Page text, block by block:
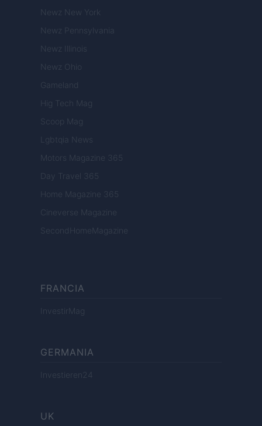
Newz New York
Newz Pennsylvania
Newz Illinois
Newz Ohio
Gameland
Hig Tech Mag
Scoop Mag
Lgbtqia News
Motors Magazine 365
Day Travel 365
Home Magazine 365
Cineverse Magazine
SecondHomeMagazine
FRANCIA
InvestirMag
GERMANIA
Investieren24
UK